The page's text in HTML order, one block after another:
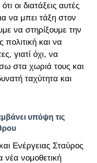
οι διατάξεις αυτές
να μπει τάξη στον
να στηρίξουμε την
και να
γιατί όχι, να
στα χωριά τους και
ταχύτητα και
υπόψη τις
Ενέργειας Σταύρος
νομοθετική